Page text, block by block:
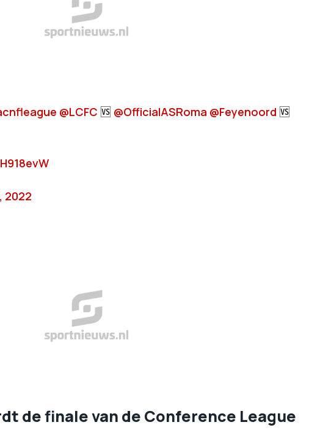
@LCFC 🆚 @OfficialASRoma @Feyenoord 🆚
2022
de finale van de Conference League